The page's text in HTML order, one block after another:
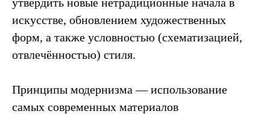
искусстве, обновлением художественных
форм, а также условностью (схематизацией,
отвлечённостью) стиля.
Принципы модернизма — использование
самых современных материалов